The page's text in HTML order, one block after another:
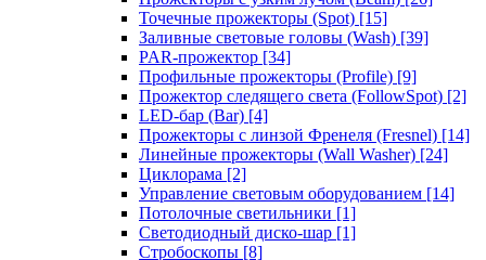
Точечные прожекторы (Spot) [15]
Заливные световые головы (Wash) [39]
PAR-прожектор [34]
Профильные прожекторы (Profile) [9]
Прожектор следящего света (FollowSpot) [2]
LED-бар (Bar) [4]
Прожекторы с линзой Френеля (Fresnel) [14]
Линейные прожекторы (Wall Washer) [24]
Циклорама [2]
Управление световым оборудованием [14]
Потолочные светильники [1]
Светодиодный диско-шар [1]
Стробоскопы [8]